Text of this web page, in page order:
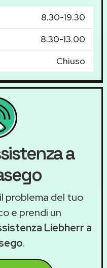
8.30-19.30
8.30-13.00
Chiuso
a
problema del tuo
e prendi un
Liebherr a
.